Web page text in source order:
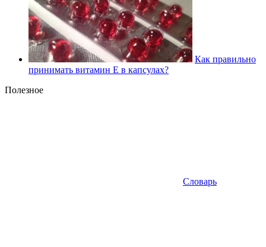
Как правильно
принимать витамин Е в капсулах?
Полезное
Словарь